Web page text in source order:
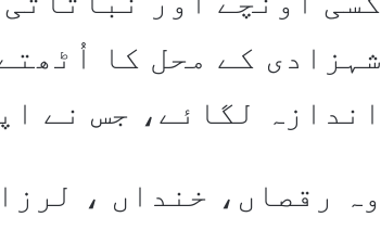
شہزادی کے محل کا
اندازہ لگائے، جس نے
وہ رقصاں، خنداں ،